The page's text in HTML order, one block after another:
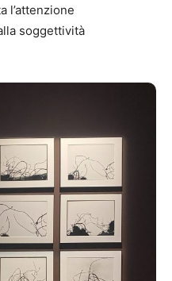
l’attenzione
soggettività